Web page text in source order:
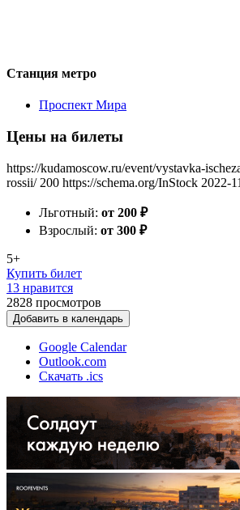
Станция метро
Проспект Мира
Цены на билеты
https://kudamoscow.ru/event/vystavka-
rossii/ 200 https://schema.org/InStock 2022-
Льготный: от 200 ₽
Взрослый: от 300 ₽
5+
Купить билет
13 нравится
2828 просмотров
Добавить в календарь
Google Calendar
Outlook.com
Скачать .ics